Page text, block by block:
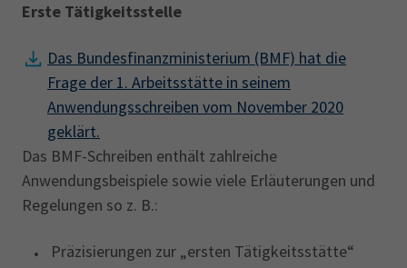
Erste Tätigkeitsstelle
Das Bundesfinanzministerium (BMF) ‎hat die
Frage der 1. Arbeitsstätte in seinem
Anwendungsschreiben vom November 2020
geklärt.
Das BMF-Schreiben enthält zahlreiche
Anwendungsbeispiele sowie viele Erläuterungen und
Regelungen so z. B.:
Präzisierungen zur „ersten Tätigkeitsstätte“